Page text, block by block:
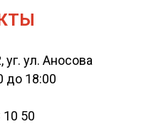
уг. ул. Аносова
до 18:00
10 50